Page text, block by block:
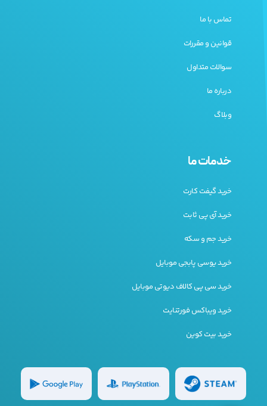
تماس با ما
قوانین و مقررات
سوالات متداول
درباره ما
وبلاگ
خدمات ما
خرید گیفت کارت
خرید آی پی ثابت
خرید جم و سکه
خرید یوسی پابجی موبایل
خرید سی پی کالاف دیوتی موبایل
خرید ویباکس فورتنایت
خرید بیت کوین